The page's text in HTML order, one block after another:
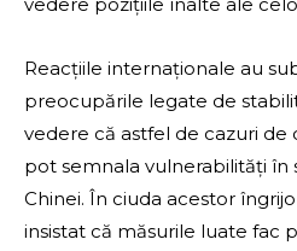
vedere pozițiile înalte ale
Reacțiile internaționale au
preocupările legate de
vedere că astfel de cazuri
pot semnala vulnerabilități
Chinei. În ciuda acestor
insistat că măsurile luate fac